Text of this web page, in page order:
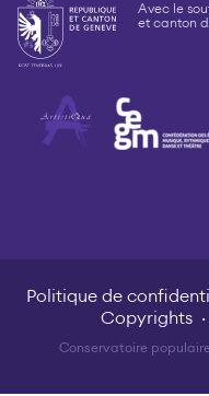
Avec le
et canton
Politique de
Copyrights
Conservatoire